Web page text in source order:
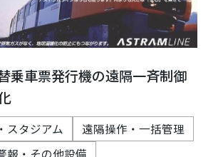
乗車票発行機の遠隔一斉制御
スタジアム
遠隔操作・一括管理
報・その他設備